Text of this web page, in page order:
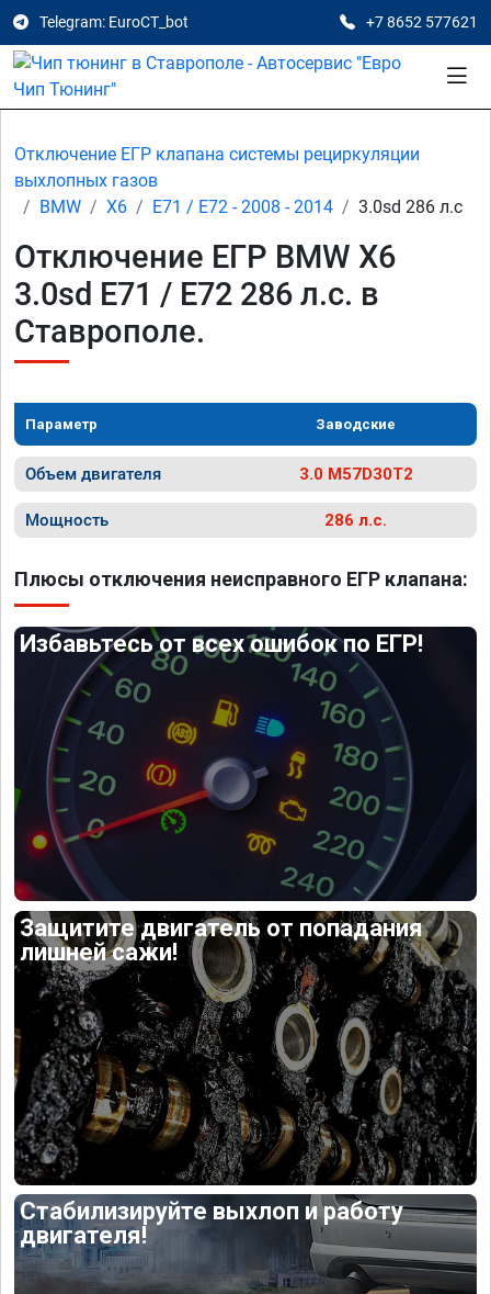
Telegram: EuroCT_bot +7 8652 577621
Отключение ЕГР клапана системы рециркуляции
выхлопных газов
BMW
X6 E71 / E72 - 2008 - 2014 3.0sd 286 л.с
Отключение ЕГР BMW X6
3.0sd E71 / E72 286 л.с. в
Ставрополе.
Параметр Заводские
Объем двигателя 3.0 M57D30T2
Мощность 286 л.с.
Плюсы отключения неисправного ЕГР клапана:
Избавьтесь от всех ошибок по ЕГР!
Защитите двигатель от попадания
лишней сажи!
Стабилизируйте выхлоп и работу
двигателя!